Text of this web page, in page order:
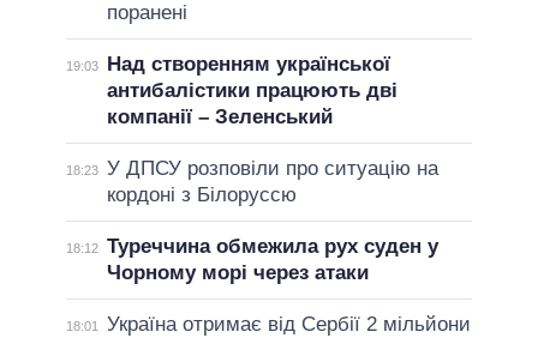
поранені
19:03
Над створенням української
антибалістики працюють дві
компанії – Зеленський
18:23 У ДПСУ розповіли про ситуацію на
кордоні з Білоруссю
18:12 Туреччина обмежила рух суден у
Чорному морі через атаки
18:01
Україна отримає від Сербії 2 мільйони